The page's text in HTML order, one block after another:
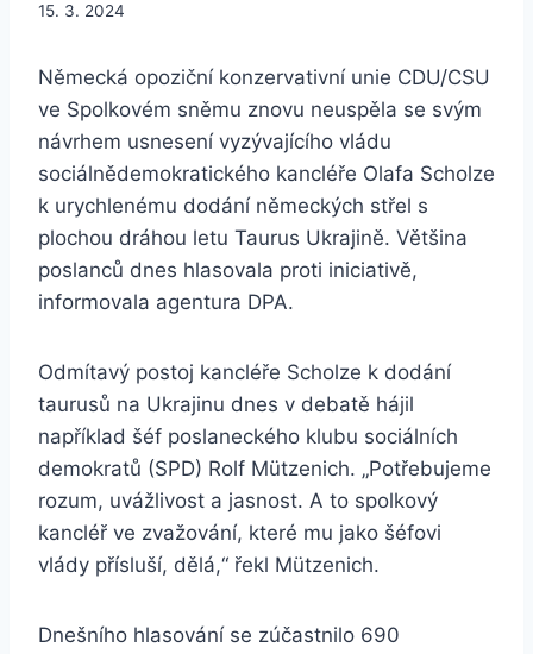
15. 3. 2024
Německá opoziční konzervativní unie CDU/CSU
ve Spolkovém sněmu znovu neuspěla se svým
návrhem usnesení vyzývajícího vládu
sociálnědemokratického kancléře Olafa Scholze
k urychlenému dodání německých střel s
plochou dráhou letu Taurus Ukrajině. Většina
poslanců dnes hlasovala proti iniciativě,
informovala agentura DPA.
Odmítavý postoj kancléře Scholze k dodání
taurusů na Ukrajinu dnes v debatě hájil
například šéf poslaneckého klubu sociálních
demokratů (SPD) Rolf Mützenich. „Potřebujeme
rozum, uvážlivost a jasnost. A to spolkový
kancléř ve zvažování, které mu jako šéfovi
vlády přísluší, dělá,“ řekl Mützenich.
Dnešního hlasování se zúčastnilo 690